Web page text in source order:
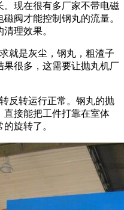
现在很有多厂家不带电磁
阀才能控制钢丸的流量。
理效果。
就是灰尘，钢丸，粗渣子
很多，这需要让抛丸机厂
反转运行正常。钢丸的抛
直接能把工件打靠在室体
旋转了。